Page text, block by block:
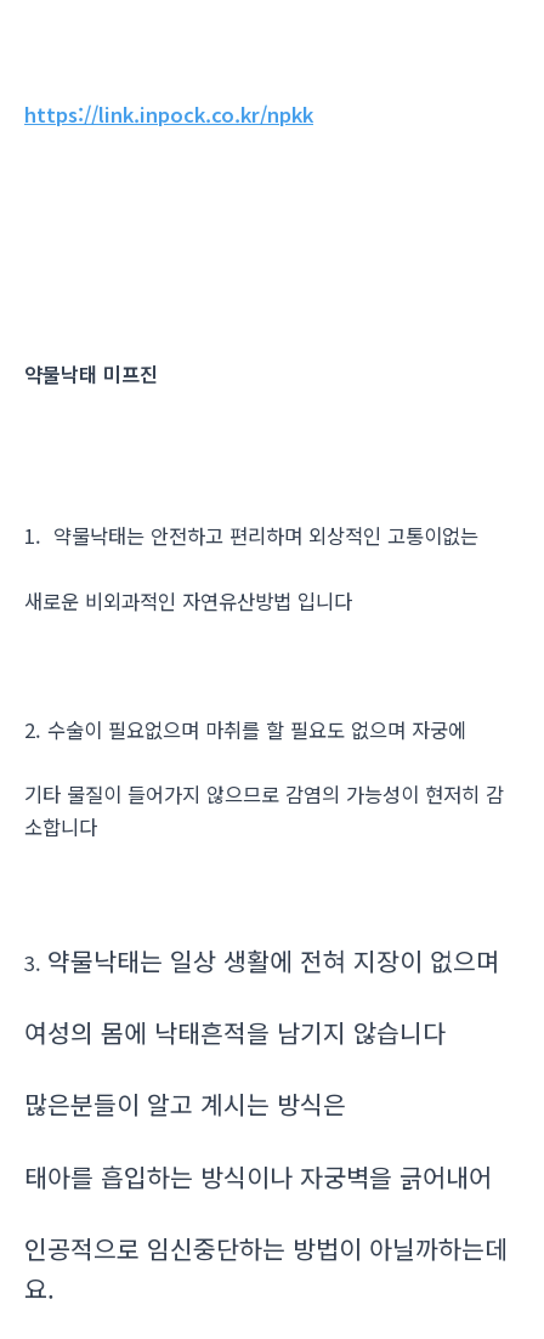
https://link.inpock.co.kr/npkk
약물낙태 미프진
1. 약물낙태는 안전하고 편리하며 외상적인 고통이없는
새로운 비외과적인 자연유산방법 입니다
2. 수술이 필요없으며 마취를 할 필요도 없으며 자궁에
기타 물질이 들어가지 않으므로 감염의 가능성이 현저히 감
소합니다
3. 약물낙태는 일상 생활에 전혀 지장이 없으며
여성의 몸에 낙태흔적을 남기지 않습니다
많은분들이 알고 계시는 방식은
태아를 흡입하는 방식이나 자궁벽을 긁어내어
인공적으로 임신중단하는 방법이 아닐까하는데
요.